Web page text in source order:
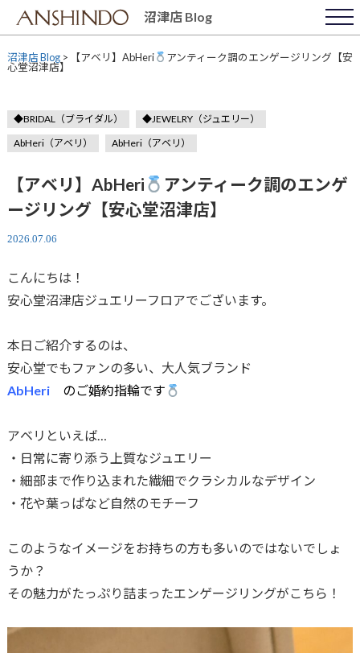
content
沼津店 Blog
沼津店 Blog> 【アベリ】AbHeri アンティーク調のエンゲージリング【安
心堂沼津店】
◆BRIDAL（ブライダル）
◆JEWELRY（ジュエリー）
AbHeri（アベリ）
AbHeri（アベリ）
【アベリ】AbHeri
アンティーク調のエンゲ
ージリング【安心堂沼津店】
2026.07.06
こんにちは！
安心堂沼津店ジュエリーフロアでございます。
本日ご紹介するのは、
安心堂でもファンの多い、大人気ブランド
AbHeri のご婚約指輪です
アベリといえば…
・日常に寄り添う上質なジュエリー
・細部まで作り込まれた繊細でクラシカルなデザイン
・花や葉っぱなど自然のモチーフ
このようなイメージをお持ちの方も多いのではないでしょ
うか？
その魅力がたっぷり詰まったエンゲージリングがこちら！